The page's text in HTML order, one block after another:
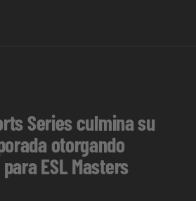
Series culmina su
otorgando
ESL Masters